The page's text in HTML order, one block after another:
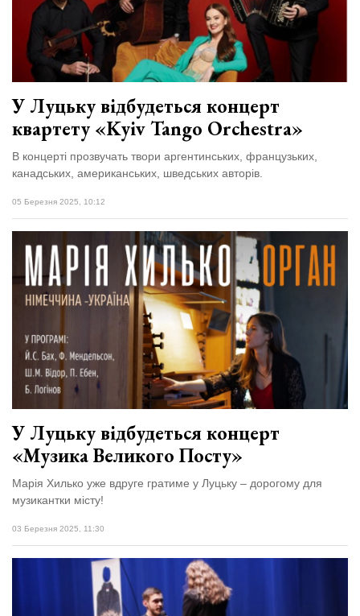
У Луцьку відбудеться концерт
квартету «Kyiv Tango Orchestra»
В концерті прозвучать твори аргентинських, французьких,
канадських, американських, шведських авторів.
05 Березня 2025, 10:12
У Луцьку відбудеться концерт
«Музика Великого Посту»
Марія Хилько уже вдруге гратиме у Луцьку – дорогому для
музикантки місту!
03 Березня 2025, 11:30